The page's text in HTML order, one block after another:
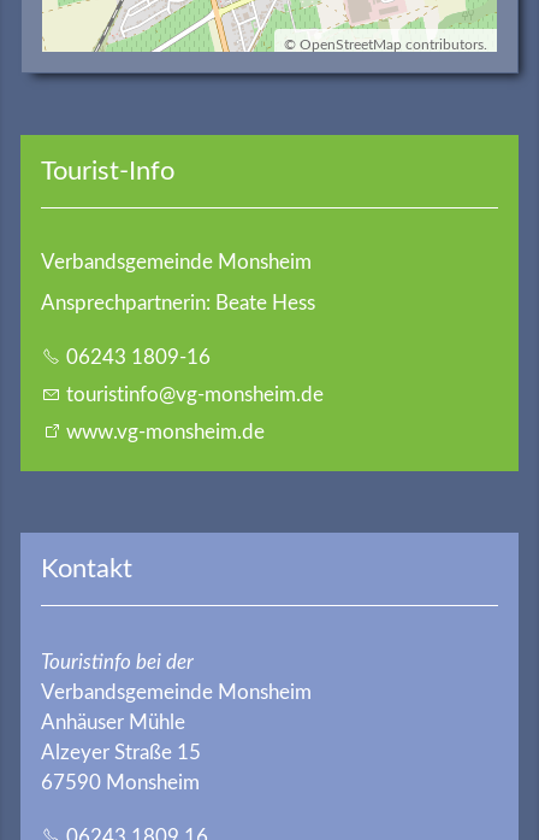
©OpenStreetMap contributors.
Tourist-Info
Verbandsgemeinde Monsheim
Ansprechpartnerin: Beate Hess
06243 1809-16
t
r st nf vg-m nsh m d
www.vg-monsheim.de
Kontakt
Touristinfo bei der
Verbandsgemeinde Monsheim
Anhäuser Mühle
Alzeyer Straße 15
67590 Monsheim